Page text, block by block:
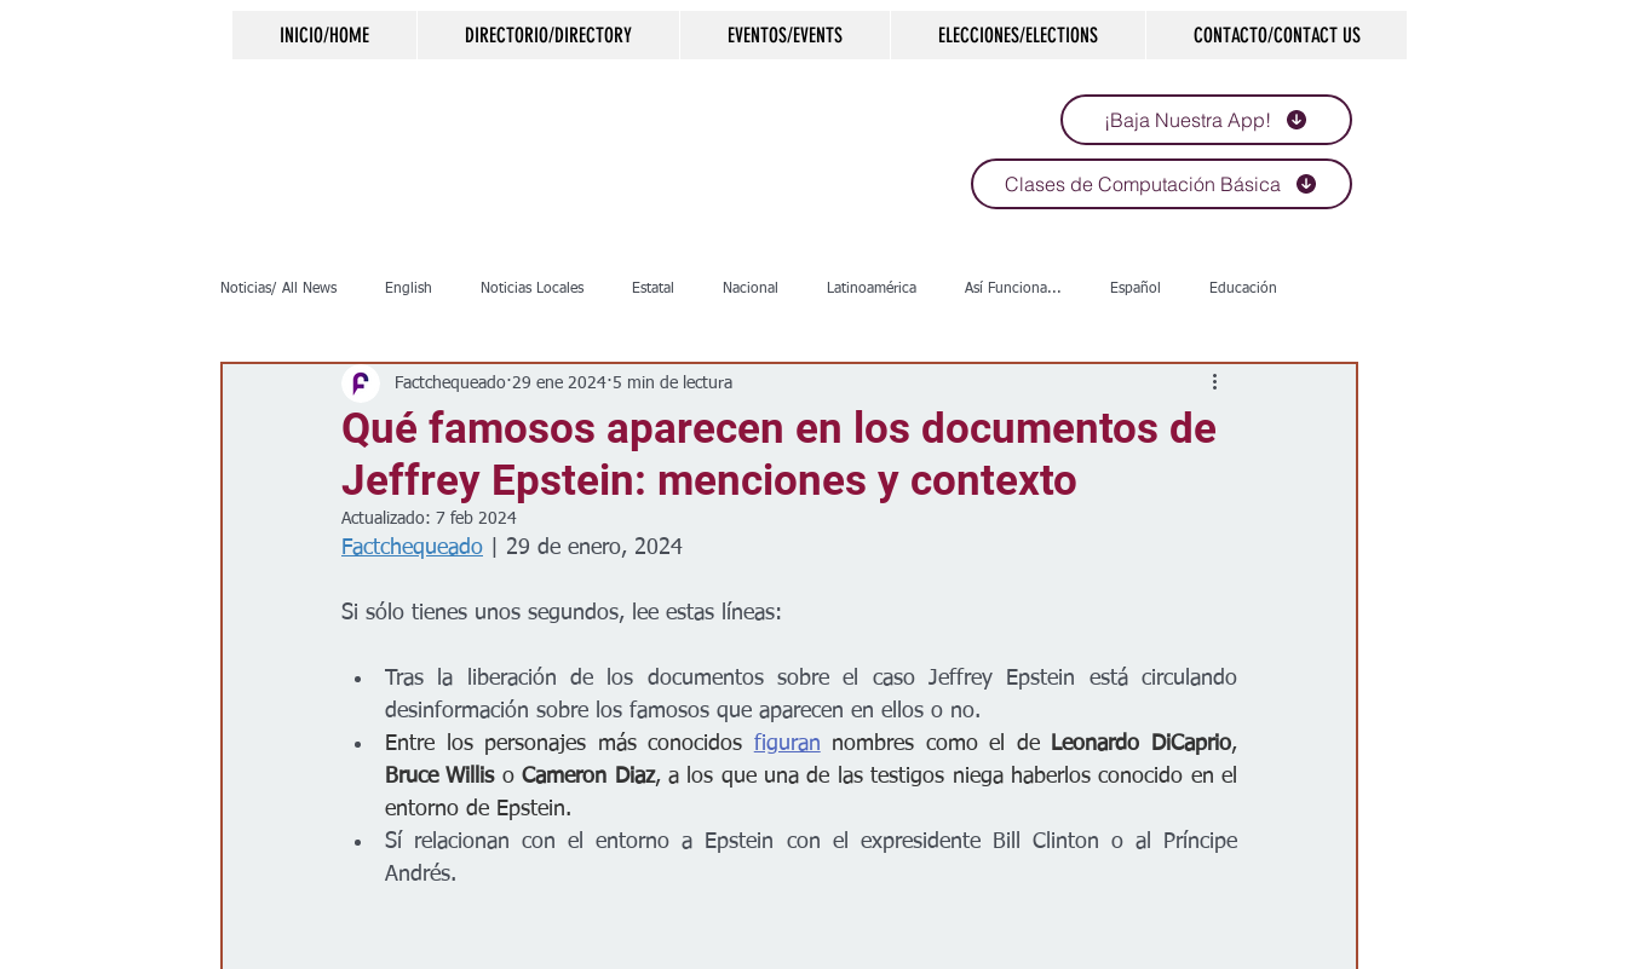
INICIO/HOME DIRECTORIO/DIRECTORY EVENTOS/EVENTS ELECCIONES/ELECTIONS CONTACTO/CONTACT US
¡Baja Nuestra App!
Clases de Computación Básica
Noticias/ All News English Noticias Locales Estatal Nacional Latinoamérica Así Funciona... Español Educación
Crimen Negocios Salud Arte & Cultura
Clima Vivienda Escuelas Calles Desamparados Carreteras Comunidad
Qué famosos aparecen en los documentos de
Jeffrey Epstein: menciones y contexto
Factchequeado 29 ene 2024 5 min de lectura
Actualizado: 7 feb 2024
Factchequeado | 29 de enero, 2024
Si sólo tienes unos segundos, lee estas líneas:
Tras la liberación de los documentos sobre el caso Jeffrey Epstein está circulando
desinformación sobre los famosos que aparecen en ellos o no.
Entre los personajes más conocidos figuran nombres como el de Leonardo DiCaprio
Bruce Willis o Cameron Diaz, a los que una de las testigos niega haberlos conocido en el
entorno de Epstein.
Sí relacionan con el entorno a Epstein con el expresidente Bill Clinton o al Príncipe
Andrés.